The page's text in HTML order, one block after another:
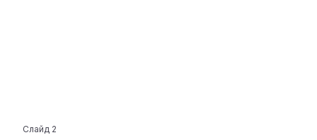
Слайд 2